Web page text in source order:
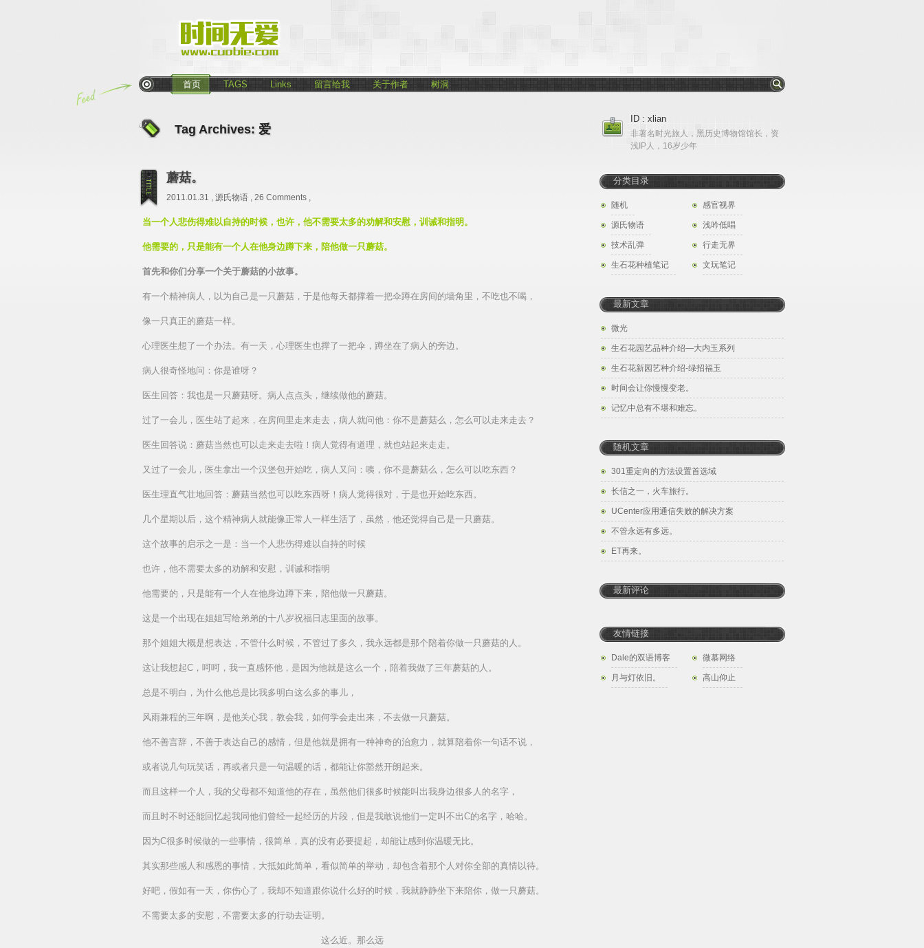
首页 TAGS Links 留言给我 关于作者 树洞
Tag Archives: 爱
蘑菇。
2011.01.31 , 源氏物语 , 26 Comments ,
当一个人悲伤得难以自持的时候，也许，他不需要太多的劝解和安慰，训诫和指明。
他需要的，只是能有一个人在他身边蹲下来，陪他做一只蘑菇。
首先和你们分享一个关于蘑菇的小故事。
有一个精神病人，以为自己是一只蘑菇，于是他每天都撑着一把伞蹲在房间的墙角里，不吃也不喝，
像一只真正的蘑菇一样。
心理医生想了一个办法。有一天，心理医生也撑了一把伞，蹲坐在了病人的旁边。
病人很奇怪地问：你是谁呀？
医生回答：我也是一只蘑菇呀。病人点点头，继续做他的蘑菇。
过了一会儿，医生站了起来，在房间里走来走去，病人就问他：你不是蘑菇么，怎么可以走来走去？
医生回答说：蘑菇当然也可以走来走去啦！病人觉得有道理，就也站起来走走。
又过了一会儿，医生拿出一个汉堡包开始吃，病人又问：咦，你不是蘑菇么，怎么可以吃东西？
医生理直气壮地回答：蘑菇当然也可以吃东西呀！病人觉得很对，于是也开始吃东西。
几个星期以后，这个精神病人就能像正常人一样生活了，虽然，他还觉得自己是一只蘑菇。
这个故事的启示之一是：当一个人悲伤得难以自持的时候
也许，他不需要太多的劝解和安慰，训诫和指明
他需要的，只是能有一个人在他身边蹲下来，陪他做一只蘑菇。
这是一个出现在姐姐写给弟弟的十八岁祝福日志里面的故事。
那个姐姐大概是想表达，不管什么时候，不管过了多久，我永远都是那个陪着你做一只蘑菇的人。
这让我想起C，呵呵，我一直感怀他，是因为他就是这么一个，陪着我做了三年蘑菇的人。
总是不明白，为什么他总是比我多明白这么多的事儿，
风雨兼程的三年啊，是他关心我，教会我，如何学会走出来，不去做一只蘑菇。
他不善言辞，不善于表达自己的感情，但是他就是拥有一种神奇的治愈力，就算陪着你一句话不说，
或者说几句玩笑话，再或者只是一句温暖的话，都能让你豁然开朗起来。
而且这样一个人，我的父母都不知道他的存在，虽然他们很多时候能叫出我身边很多人的名字，
而且时不时还能回忆起我同他们曾经一起经历的片段，但是我敢说他们一定叫不出C的名字，哈哈。
因为C很多时候做的一些事情，很简单，真的没有必要提起，却能让感到你温暖无比。
其实那些感人和感恩的事情，大抵如此简单，看似简单的举动，却包含着那个人对你全部的真情以待。
好吧，假如有一天，你伤心了，我却不知道跟你说什么好的时候，我就静静坐下来陪你，做一只蘑菇。
不需要太多的安慰，不需要太多的行动去证明。
这么近。那么远
ID : xlian
非著名时光旅人，黑历史博物馆馆长，资
浅IP人，16岁少年
分类目录
随机 感官视界
源氏物语 浅吟低唱
技术乱弹 行走无界
生石花种植笔记 文玩笔记
最新文章
微光
生石花园艺品种介绍—大内玉系列
生石花新园艺种介绍-绿招福玉
时间会让你慢慢变老。
记忆中总有不堪和难忘。
随机文章
301重定向的方法设置首选域
长信之一，火车旅行。
UCenter应用通信失败的解决方案
不管永远有多远。
ET再来。
最新评论
友情链接
Dale的双语博客 微慕网络
月与灯依旧。 高山仰止